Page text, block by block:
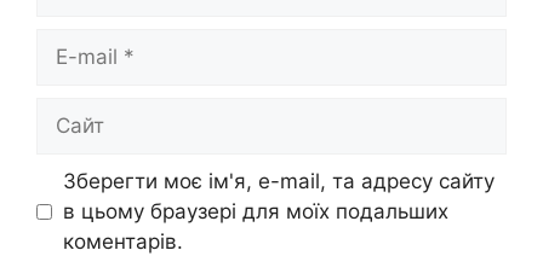
Сайт
Зберегти моє ім'я, e-mail, та адресу сайту
в цьому браузері для моїх подальших
коментарів.